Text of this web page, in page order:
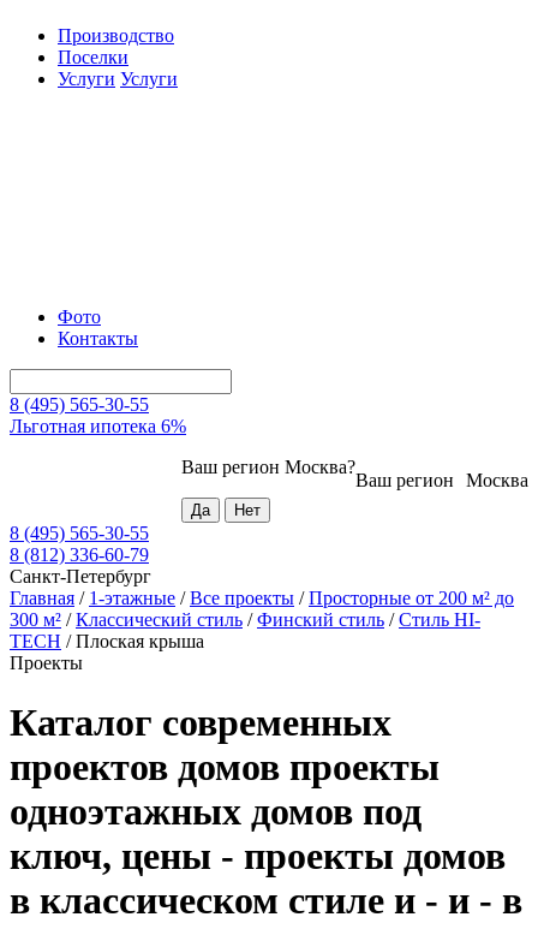
Производство
Поселки
Услуги Услуги
Фото
Контакты
8 (495) 565-30-55
Льготная ипотека 6%
Москва
Ваш регион
Ваш регион Москва?
8 (495) 565-30-55
8 (812) 336-60-79
Санкт-Петербург
Главная / 1-этажные /Все проекты /Просторные от 200 м² до
300 м² /Классический стиль /Финский стиль /Стиль HI-
TECH /Плоская крыша
Проекты
Каталог современных
проектов домов проекты
одноэтажных домов под
ключ, цены - проекты домов
в классическом стиле и - и - в